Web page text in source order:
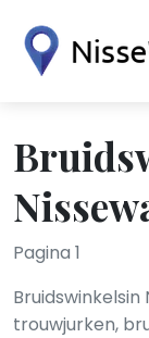
Pagina 1
trouwjurken,